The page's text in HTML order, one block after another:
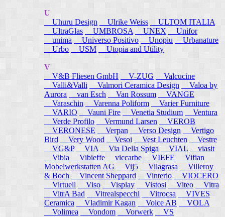
U
Uhuru Design
Ulrike Weiss
ULTOM ITALIA
UltraGlas
UMBROSA UNEX
Unifor
unima
Universo Positivo Unopiu
Urbanature
Urbo
USM Utopia and Utility
V
V&B Fliesen GmbH
V-ZUG
Valcucine
Valli&Valli
Valmori Ceramica Design
Valoa by
Aurora
van Esch Van Rossum
VANGE
Varaschin
Varenna Poliform
Varier Furniture
VARIO
Vauni Fire Venetia Studium
Ventura
Verde Profilo
Vermund Larsen
VEROB
VERONESE
Verpan Verso Design
Vertigo
Bird
Very Wood Vesoi Vest Leuchten
Vestre
VG&P
VIA Via Della Spiga VIAL
viasit
Vibia
Vibieffe viccarbe VIEFE
Vifian
Mobelwerkstatten AG
Vij5 Vilagrasa
Villeroy
& Boch
Vincent Sheppard Vinterio
VIOCERO
Virtuell
Viso Visplay Vistosi Viteo
Vitra
VitrA Bad
Vitrealspecchi Vitrocsa
VIVES
Ceramica
Vladimir Kagan Voice AB
VOLA
Volimea
Vondom Vorwerk VS